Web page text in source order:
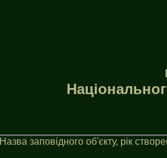
Назва заповiдного об'єкту, рiк